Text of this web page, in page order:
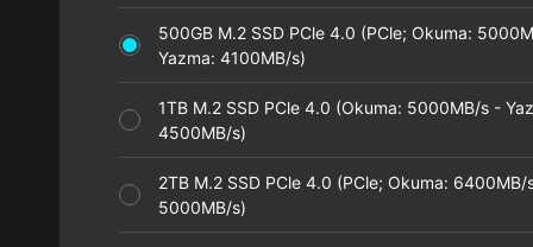
500GB M.2 SSD PCle 4.0 (PCle; Okuma:
Yazma: 4100MB/s)
1TB M.2 SSD PCle 4.0 (Okuma: 5000MB/s -
4500MB/s)
2TB M.2 SSD PCle 4.0 (PCle; Okuma: 6400MB/
5000MB/s)